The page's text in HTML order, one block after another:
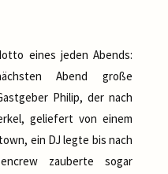
eines jeden Abends:
Abend große
Philip, der nach
geliefert von einem
ein DJ legte bis nach
zauberte sogar